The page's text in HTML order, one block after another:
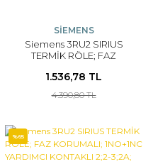
SİEMENS
Siemens 3RU2 SIRIUS
TERMİK RÖLE; FAZ
YARDIMCI KONTAKLI 2;8-
4A; BOY S00 ( RAYA
MONTAJLI )
1.536,78 TL
4.390,80 TL
%65